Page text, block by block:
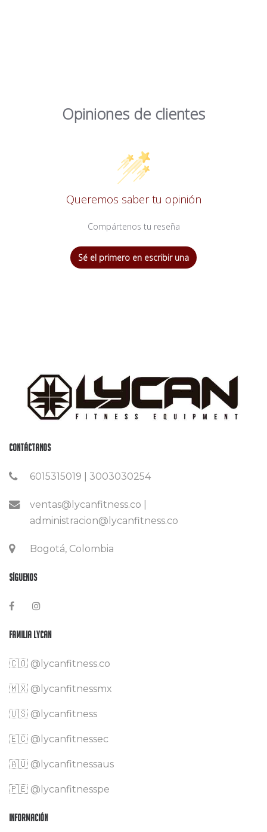
Opiniones de clientes
Queremos saber tu opinión
Compártenos tu reseña
Sé el primero en escribir una
Contáctanos
6015315019 | 3003030254
ventas@lycanfitness.co |
administracion@lycanfitness.co
Bogotá, Colombia
Síguenos
Familia Lycan
🇨🇴 @lycanfitness.co
🇲🇽 @lycanfitnessmx
🇺🇸 @lycanfitness
🇪🇨 @lycanfitnessec
🇦🇺 @lycanfitnessaus
🇵🇪 @lycanfitnesspe
Información